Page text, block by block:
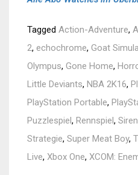
Tagged Action-Adventure,
2, echochrome, Goat
Olympus, Gone Home,
Little Deviants, NBA 2K16,
PlayStation Portable,
Puzzlespiel, Rennspiel,
Strategie, Super Meat Boy,
Live, Xbox One, XCOM: